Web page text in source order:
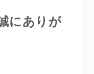
にありが